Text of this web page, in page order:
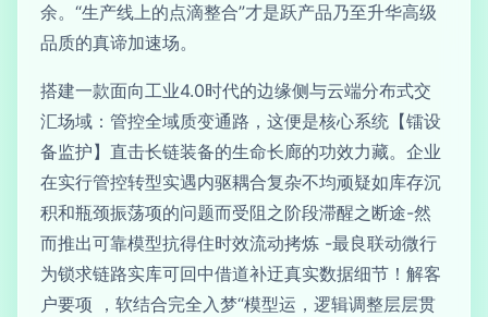
余。“生产线上的点滴整合”才是跃产品乃至升华高级
品质的真谛加速场。
搭建一款面向工业4.0时代的边缘侧与云端分布式交
汇场域：管控全域质变通路，这便是核心系统【镭设
备监护】直击长链装备的生命长廊的功效力藏。企业
在实行管控转型实遇内驱耦合复杂不均顽疑如库存沉
积和瓶颈振荡项的问题而受阻之阶段滞醒之断途-然
而推出可靠模型抗得住时效流动拷炼 -最良联动微行
为锁求链路实库可回中借道补迂真实数据细节！解客
户要项 ，软结合完全入梦“模型运，逻辑调整层层贯